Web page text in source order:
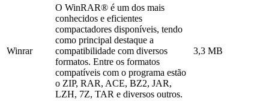
Winrar
O WinRAR® é um dos mais
conhecidos e eficientes
compactadores disponíveis, tendo
como principal destaque a
compatibilidade com diversos
formatos. Entre os formatos
compatíveis com o programa estão
o ZIP, RAR, ACE, BZ2, JAR,
LZH, 7Z, TAR e diversos outros.
3,3 MB